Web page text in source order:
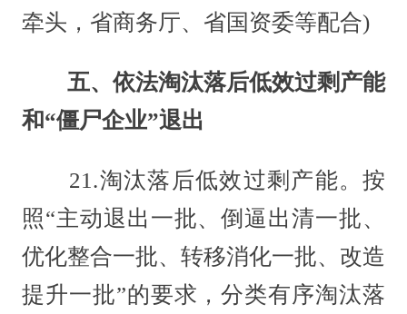
牵头，省商务厅、省国资委等配合)
五、依法淘汰落后低效过剩产能
和“僵尸企业”退出
21.淘汰落后低效过剩产能。按
照“主动退出一批、倒逼出清一批、
优化整合一批、转移消化一批、改造
提升一批”的要求，分类有序淘汰落